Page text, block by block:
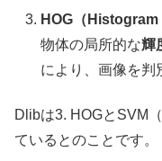
HOG（
物体の局所的な輝
により、画像を判
Dlibは3. HOGとSVM
ているとのことです。